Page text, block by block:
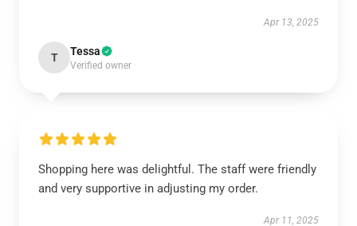
Apr 13, 2025
T Tessa
Verified owner
Shopping here was delightful. The staff were friendly
and very supportive in adjusting my order.
Apr 11, 2025